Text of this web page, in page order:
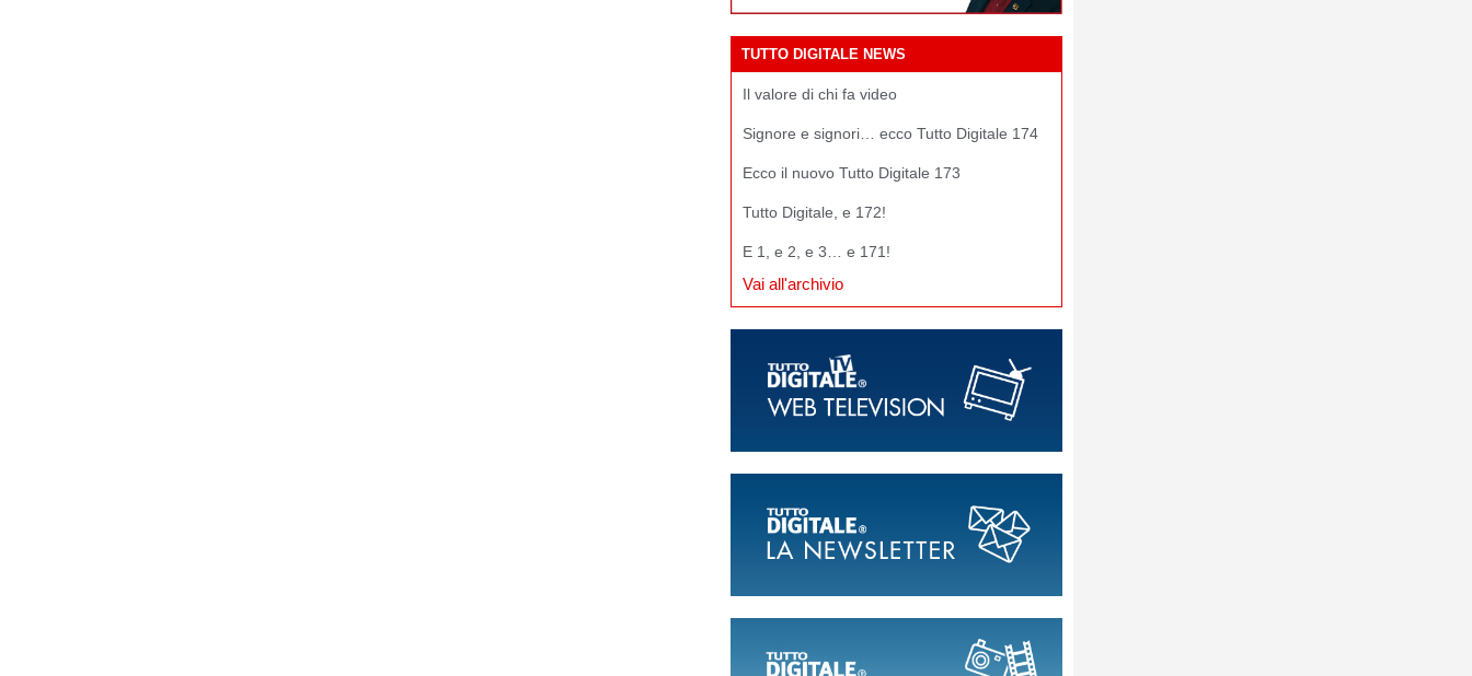
TUTTO DIGITALE NEWS
Il valore di chi fa video
Signore e signori… ecco Tutto Digitale 174
Ecco il nuovo Tutto Digitale 173
Tutto Digitale, e 172!
E 1, e 2, e 3… e 171!
Vai all'archivio